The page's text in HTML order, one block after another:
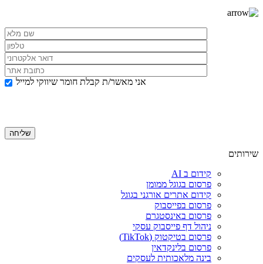
אני מאשר/ת קבלת חומר שיווקי למייל
שירותים
קידום ב AI
פרסום בגוגל ממומן
קידום אתרים אורגני בגוגל
פרסום בפייסבוק
פרסום באינסטגרם
ניהול דף פייסבוק עסקי
פרסום בטיקטוק (TikTok)
פרסום בלינקדאין
בינה מלאכותית לעסקים